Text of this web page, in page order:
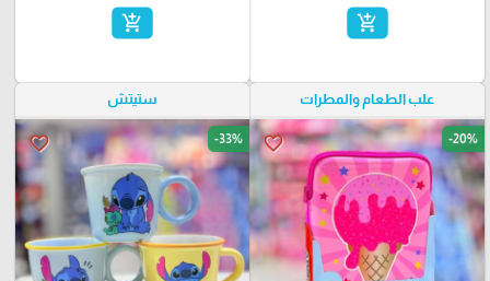
add_shopping_cart
add_shopping_cart
علب الطعام والمطرات
favorite_border -20%
ستيتش
favorite_border -33%